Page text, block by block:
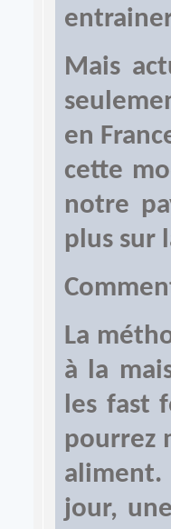
Mais
en
cette
notre
plus sur
La
à la
les fast
pourrez
aliment.
jour,